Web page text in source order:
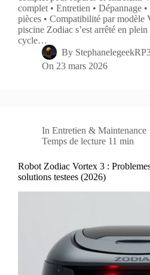
complet • Entretien • Dépannage
pièces • Compatibilité par modèle
piscine Zodiac s’est arrêté en
cycle…
By
On 23 mars 2026
In Entretien & Maintenance
Temps de lecture 11 min
Robot Zodiac Vortex 3 :
solutions testees (2026)